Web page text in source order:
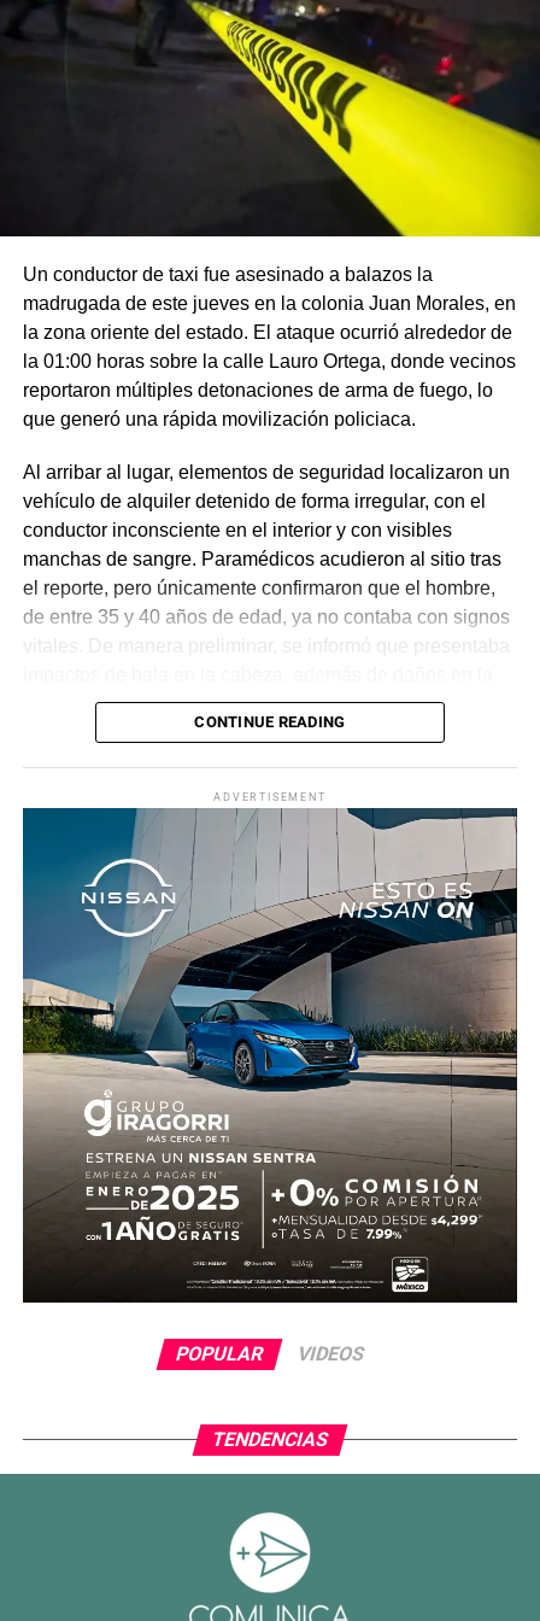
Un conductor de taxi fue asesinado a balazos la
madrugada de este jueves en la colonia Juan Morales, en
la zona oriente del estado. El ataque ocurrió alrededor de
la 01:00 horas sobre la calle Lauro Ortega, donde vecinos
reportaron múltiples detonaciones de arma de fuego, lo
que generó una rápida movilización policiaca.
Al arribar al lugar, elementos de seguridad localizaron un
vehículo de alquiler detenido de forma irregular, con el
conductor inconsciente en el interior y con visibles
manchas de sangre. Paramédicos acudieron al sitio tras
el reporte, pero únicamente confirmaron que el hombre,
de entre 35 y 40 años de edad, ya no contaba con signos
vitales. De manera preliminar, se informó que presentaba
puerta del lado del conductor.
realizaron las diligencias correspondientes y el
levantamiento del cuerpo. Hasta el momento no se
cuenta con información sobre los agresores, y el cadáver
fue trasladado al Servicio Médico Forense en espera de
ser identificado, en tanto continúan las investigaciones.
CONTINUE READING
ADVERTISEMENT
POPULAR VIDEOS
TENDENCIAS